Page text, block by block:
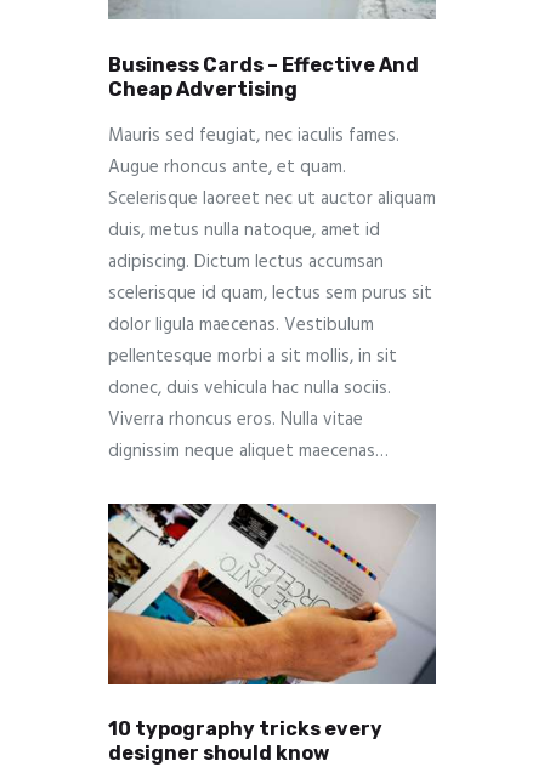
Business Cards – Effective And
Cheap Advertising
Mauris sed feugiat, nec iaculis fames.
Augue rhoncus ante, et quam.
Scelerisque laoreet nec ut auctor aliquam
duis, metus nulla natoque, amet id
adipiscing. Dictum lectus accumsan
scelerisque id quam, lectus sem purus sit
dolor ligula maecenas. Vestibulum
pellentesque morbi a sit mollis, in sit
donec, duis vehicula hac nulla sociis.
Viverra rhoncus eros. Nulla vitae
dignissim neque aliquet maecenas…
10 typography tricks every
designer should know